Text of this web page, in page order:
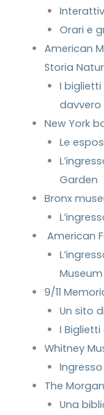
Orari e
American
Storia
I
davvero
New York
Le
Garden
Bronx
American
Museum
⁠9/11
Un sito
I Biglietti
Whitney
The
Una